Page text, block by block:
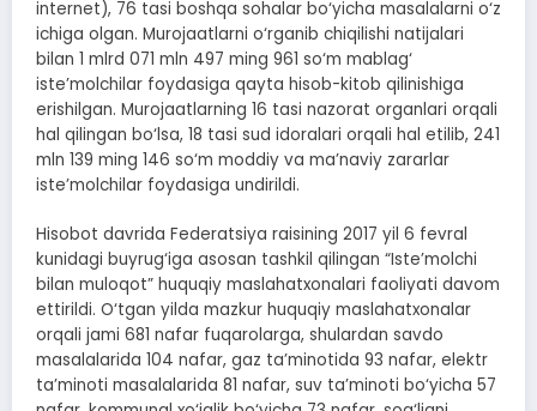
internet), 76 tasi boshqa sohalar bo‘yicha masalalarni o‘z
ichiga olgan. Murojaatlarni o‘rganib chiqilishi natijalari
bilan 1 mlrd 071 mln 497 ming 961 so‘m mablag‘
iste’molchilar foydasiga qayta hisob-kitob qilinishiga
erishilgan. Murojaatlarning 16 tasi nazorat organlari orqali
hal qilingan bo‘lsa, 18 tasi sud idoralari orqali hal etilib, 241
mln 139 ming 146 so‘m moddiy va ma’naviy zararlar
iste’molchilar foydasiga undirildi.
Hisobot davrida Federatsiya raisining 2017 yil 6 fevral
kunidagi buyrug‘iga asosan tashkil qilingan “Iste’molchi
bilan muloqot” huquqiy maslahatxonalari faoliyati davom
ettirildi. O‘tgan yilda mazkur huquqiy maslahatxonalar
orqali jami 681 nafar fuqarolarga, shulardan savdo
masalalarida 104 nafar, gaz ta’minotida 93 nafar, elektr
ta’minoti masalalarida 81 nafar, suv ta’minoti bo‘yicha 57